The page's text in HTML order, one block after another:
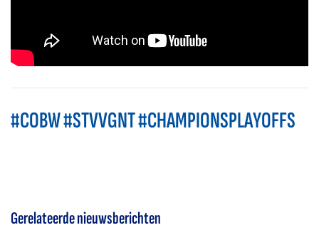
#COBW #STVVGNT #CHAMPIONSPLAYOFFS
Gerelateerde nieuwsberichten